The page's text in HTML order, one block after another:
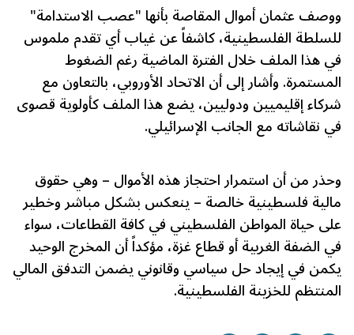
ووصف عثمان أموال المقاصة بأنها "عصب الاستدامة"
للسلطة الفلسطينية، كاشفاً عن غياب أي تقدم ملموس
في هذا الملف خلال الفترة الماضية رغم الضغوط
المستمرة. وأشار إلى أن الاتحاد الأوروبي، بالتعاون مع
شركاء إقليميين ودوليين، يضع هذا الملف كأولوية قصوى
في نقاشاته مع الجانب الإسرائيلي.
وحذر من أن استمرار احتجاز هذه الأموال – وهي حقوق
مالية فلسطينية خالصة – ينعكس بشكل مباشر وخطير
على حياة المواطن الفلسطيني في كافة القطاعات، سواء
في الضفة الغربية أو قطاع غزة، مؤكداً أن المخرج الوحيد
يكمن في إيجاد حل سياسي وقانوني يضمن التدفق المالي
المنتظم للخزينة الفلسطينية.